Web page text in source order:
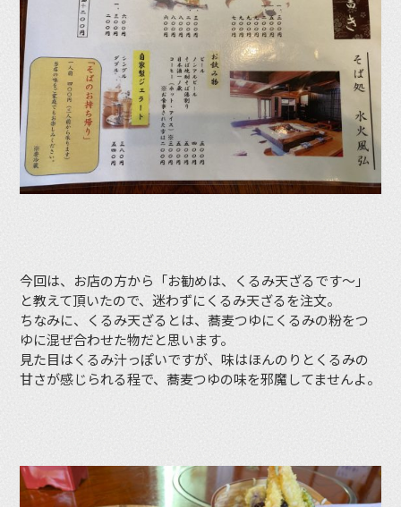
今回は、お店の方から「お勧めは、くるみ天ざるです〜」
と教えて頂いたので、迷わずにくるみ天ざるを注文。
ちなみに、くるみ天ざるとは、蕎麦つゆにくるみの粉をつ
ゆに混ぜ合わせた物だと思います。
見た目はくるみ汁っぽいですが、味はほんのりとくるみの
甘さが感じられる程で、蕎麦つゆの味を邪魔してませんよ。